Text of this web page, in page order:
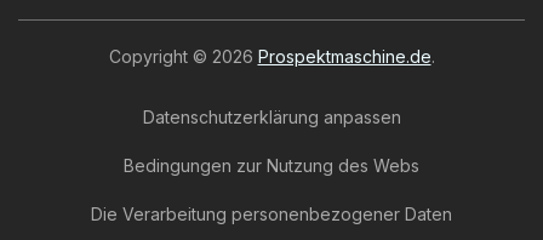
Copyright © 2026 Prospektmaschine.de.
Datenschutzerklärung anpassen
Bedingungen zur Nutzung des Webs
Die Verarbeitung personenbezogener Daten